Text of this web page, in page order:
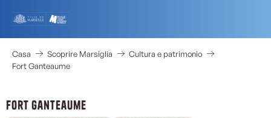
contenu
principal
Casa Scoprire Marsiglia
Cultura e patrimonio
Fort Ganteaume
Fort Ganteaume